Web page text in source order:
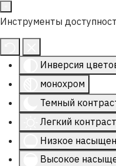
Инструменты
Инверсия
монохром
Темный
Легкий контраст
Низкое
Высокое